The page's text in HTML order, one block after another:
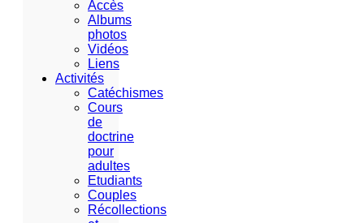
Accès
Albums
photos
Vidéos
Liens
Activités
Catéchismes
Cours
de
doctrine
pour
adultes
Etudiants
Couples
Récollections